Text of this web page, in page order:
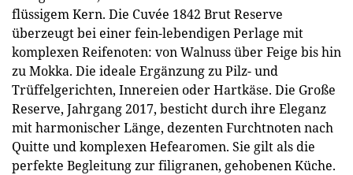
flüssigem Kern. Die Cuvée 1842 Brut Reserve
überzeugt bei einer fein-lebendigen Perlage mit
komplexen Reifenoten: von Walnuss über Feige bis hin
zu Mokka. Die ideale Ergänzung zu Pilz- und
Trüffelgerichten, Innereien oder Hartkäse. Die Große
Reserve, Jahrgang 2017, besticht durch ihre Eleganz
mit harmonischer Länge, dezenten Furchtnoten nach
Quitte und komplexen Hefearomen. Sie gilt als die
perfekte Begleitung zur filigranen, gehobenen Küche.